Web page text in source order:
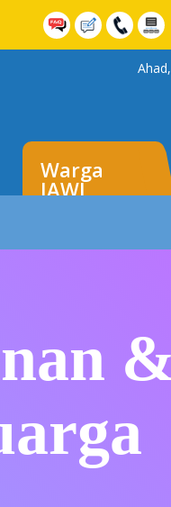
Warga
JAWI